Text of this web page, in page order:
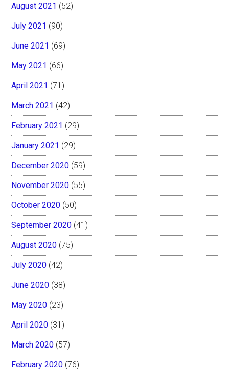
August 2021 (52)
July 2021 (90)
June 2021 (69)
May 2021 (66)
April 2021 (71)
March 2021 (42)
February 2021 (29)
January 2021 (29)
December 2020 (59)
November 2020 (55)
October 2020 (50)
September 2020 (41)
August 2020 (75)
July 2020 (42)
June 2020 (38)
May 2020 (23)
April 2020 (31)
March 2020 (57)
February 2020 (76)